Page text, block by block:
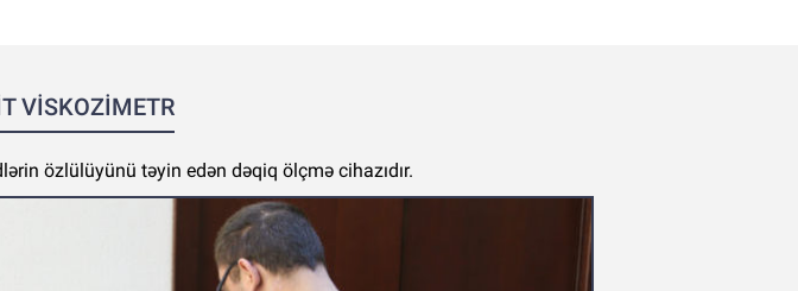
VİSKOZİMETR
özlülüyünü təyin edən dəqiq ölçmə cihazıdır.